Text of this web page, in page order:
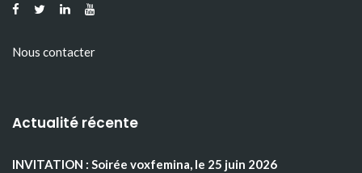
Nous contacter
Actualité récente
INVITATION : Soirée voxfemina, le 25 juin 2026